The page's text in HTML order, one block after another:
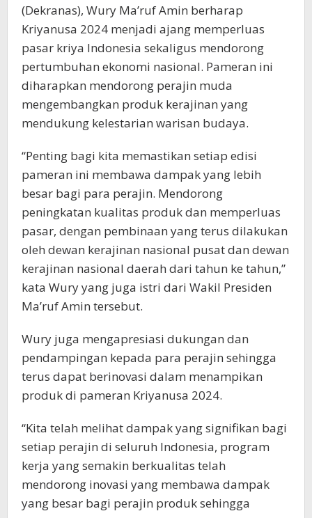
(Dekranas), Wury Ma’ruf Amin berharap
Kriyanusa 2024 menjadi ajang memperluas
pasar kriya Indonesia sekaligus mendorong
pertumbuhan ekonomi nasional. Pameran ini
diharapkan mendorong perajin muda
mengembangkan produk kerajinan yang
mendukung kelestarian warisan budaya.
“Penting bagi kita memastikan setiap edisi
pameran ini membawa dampak yang lebih
besar bagi para perajin. Mendorong
peningkatan kualitas produk dan memperluas
pasar, dengan pembinaan yang terus dilakukan
oleh dewan kerajinan nasional pusat dan dewan
kerajinan nasional daerah dari tahun ke tahun,”
kata Wury yang juga istri dari Wakil Presiden
Ma’ruf Amin tersebut.
Wury juga mengapresiasi dukungan dan
pendampingan kepada para perajin sehingga
terus dapat berinovasi dalam menampikan
produk di pameran Kriyanusa 2024.
“Kita telah melihat dampak yang signifikan bagi
setiap perajin di seluruh Indonesia, program
kerja yang semakin berkualitas telah
mendorong inovasi yang membawa dampak
yang besar bagi perajin produk sehingga